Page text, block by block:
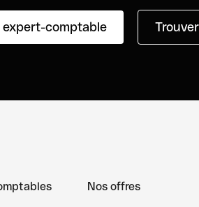
expert-comptable
Nos offres